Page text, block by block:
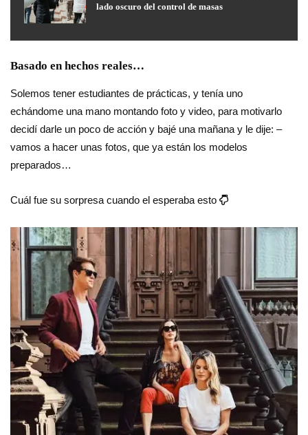
lado oscuro del control de masas
Basado en hechos reales…
Solemos tener estudiantes de prácticas, y tenía uno
echándome una mano montando foto y video, para motivarlo
decidí darle un poco de acción y bajé una mañana y le dije: –
vamos a hacer unas fotos, que ya están los modelos
preparados…
Cuál fue su sorpresa cuando el esperaba esto